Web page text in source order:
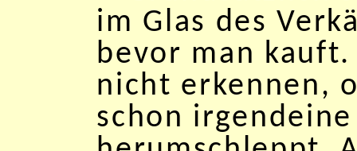
im Glas des
bevor man
nicht erkennen,
schon